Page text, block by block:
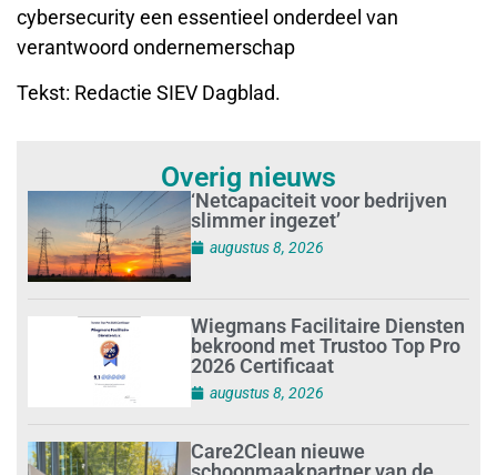
cybersecurity een essentieel onderdeel van
verantwoord ondernemerschap
Tekst: Redactie SIEV Dagblad.
Overig nieuws
‘Netcapaciteit voor bedrijven
slimmer ingezet’
augustus 8, 2026
Wiegmans Facilitaire Diensten
bekroond met Trustoo Top Pro
2026 Certificaat
augustus 8, 2026
Care2Clean nieuwe